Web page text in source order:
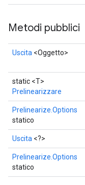
Metodi pubblici
Uscita <Oggetto>
static <T>
Prelinearizzare
Prelinearize.Options
statico
Uscita <?>
Prelinearize.Options
statico